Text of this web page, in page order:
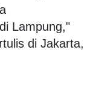
Lampung,"
di Jakarta,